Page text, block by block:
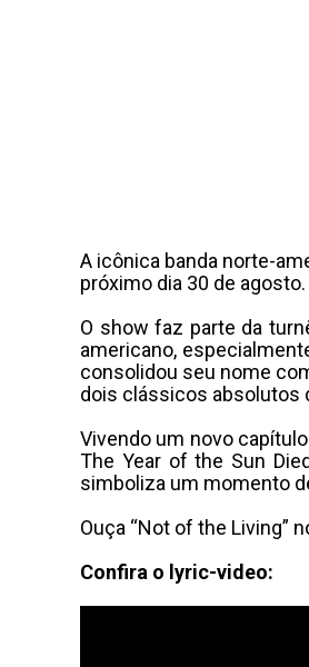
A icônica banda norte-
próximo dia 30 de
O show faz parte da
americano,
consolidou seu nome
dois clássicos absolutos
Vivendo um novo
The Year of the Sun
simboliza um momento
Ouça “Not of the Living”
Confira o lyric-video: